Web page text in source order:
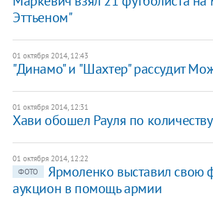
Эттьеном"
01 октября 2014, 12:43
"Динамо" и "Шахтер" рассудит
01 октября 2014, 12:31
Хави обошел Рауля по
01 октября 2014, 12:22
ФОТО
Ярмоленко выставил свою
аукцион в помощь армии